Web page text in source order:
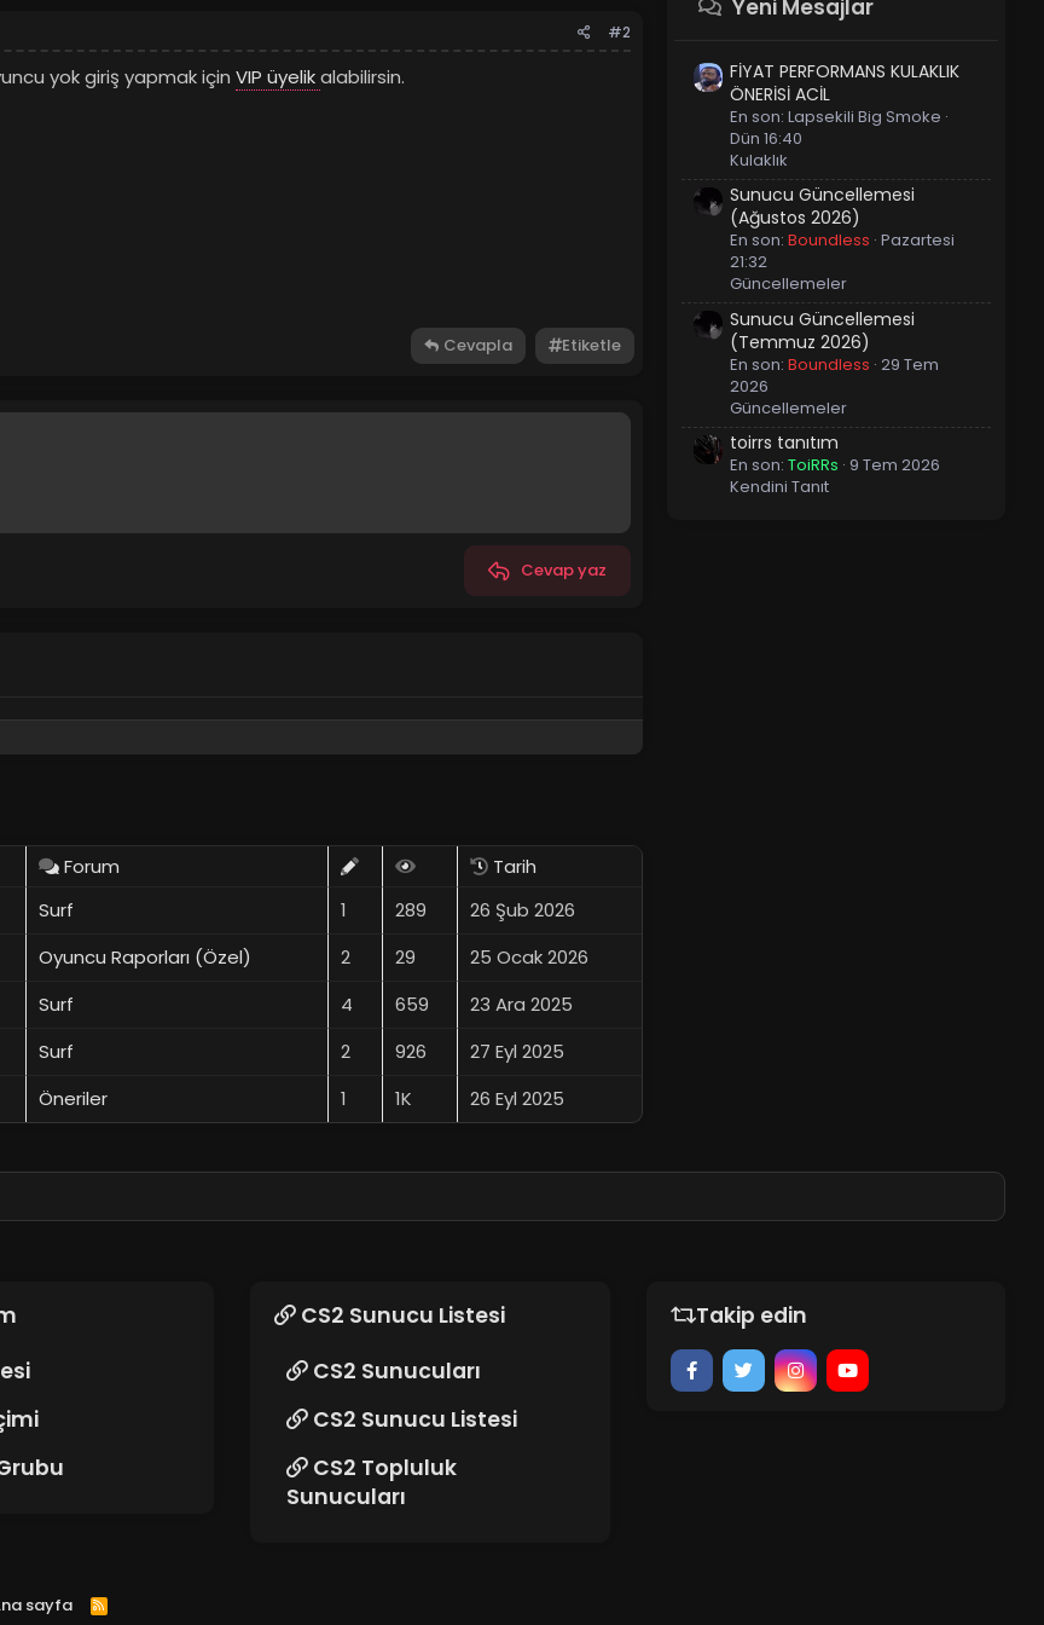
#2
yok giriş yapmak için VIP üyelikalabilirsin.
Cevapla Etiketle
Cevap yaz
Forum
Tarih
Surf 1 289 26 Şub 2026
Oyuncu Raporları (Özel) 2 29
25 Ocak 2026
Surf 4 659
23 Ara 2025
Surf 2 926
27 Eyl 2025
Öneriler 1 1K 26 Eyl 2025
Yeni Mesajlar
FİYAT PERFORMANS KULAKLIK
ÖNERİSİ ACİL
En son: Lapsekili Big Smoke
Dün 16:40
Kulaklık
Sunucu Güncellemesi
(Ağustos 2026)
En son: Boundless Pazartesi
21:32
Güncellemeler
Sunucu Güncellemesi
(Temmuz 2026)
En son: Boundless 29 Tem
2026
Güncellemeler
toirrs tanıtım
En son: ToiRRs 9 Tem 2026
Kendini Tanıt
CS2 Sunucu Listesi
CS2 Sunucuları
CS2 Sunucu Listesi
CS2 Topluluk
Sunucuları
Takip edin
sayfa
R
S